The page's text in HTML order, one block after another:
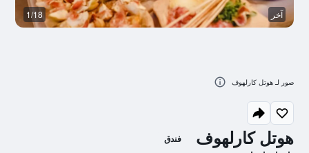
هوتل كارلهوف فندق
آخر 1/18
صور لـ هوتل كارلهوف